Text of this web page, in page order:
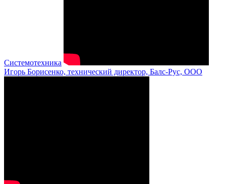
Системотехника
Игорь Борисенко, технический директор, Балс-Рус, ООО